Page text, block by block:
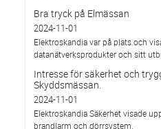
Bra tryck på Elmässan
2024-11-01
Elektroskandia var på plats och
datanätverksprodukter och sitt
Intresse för säkerhet och
Skyddsmässan.
2024-11-01
Elektroskandia Säkerhet visade
brandlarm och dörrsystem.